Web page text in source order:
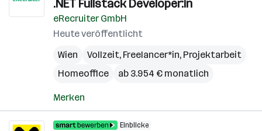
.NET Fullstack Developer:in
eRecruiter GmbH
Heute veröffentlicht
Wien
Vollzeit, Freelancer*in, Projektarbeit
Homeoffice
ab 3.954 € monatlich
Merken
Einblicke